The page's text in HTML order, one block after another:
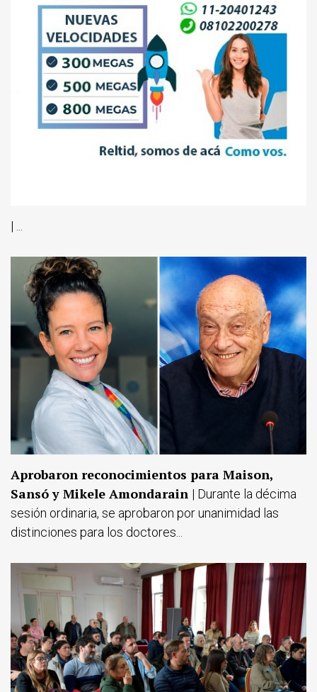
| ...
Aprobaron reconocimientos para Maison,
Sansó y Mikele Amondarain | Durante la décima
sesión ordinaria, se aprobaron por unanimidad las
distinciones para los doctores...